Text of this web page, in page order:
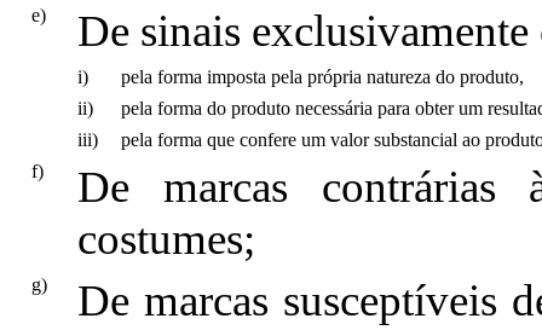
e) De sinais
i)
pela forma imposta pela própria natureza do produto,
ii)
pela forma do produto necessária para obter um
iii)
pela forma que confere um valor substancial ao
f)
De marcas
costumes;
g)
De marcas susceptíveis